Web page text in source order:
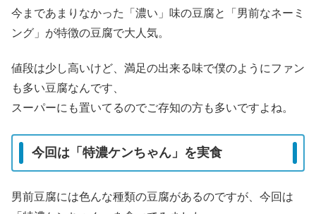
今まであまりなかった「濃い」味の豆腐と「男前なネーミ
ング」が特徴の豆腐で大人気。
値段は少し高いけど、満足の出来る味で僕のようにファン
も多い豆腐なんです、
スーパーにも置いてるのでご存知の方も多いですよね。
今回は「特濃ケンちゃん」を実食
男前豆腐には色んな種類の豆腐があるのですが、今回は